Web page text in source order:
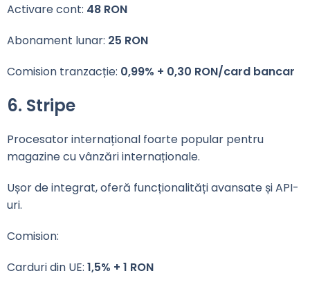
Activare cont: 48 RON
Abonament lunar: 25 RON
Comision tranzacție: 0,99% + 0,30 RON/card bancar
6. Stripe
Procesator internațional foarte popular pentru
magazine cu vânzări internaționale.
Ușor de integrat, oferă funcționalități avansate și API-
uri.
Comision:
Carduri din UE: 1,5% + 1 RON